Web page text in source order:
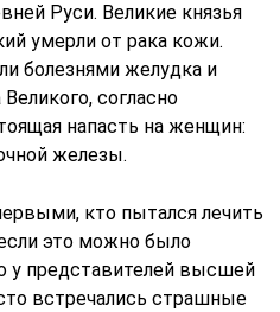
Руси. Великие князья
умерли от рака кожи.
болезнями желудка и
согласно
напасть на женщин:
железы.
кто пытался лечить
это можно было
у представителей высшей
встречались страшные